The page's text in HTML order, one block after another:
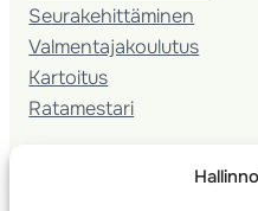
Seura­kehittäminen
Valmentaja­koulutus
Kartoitus
Ratamestari
·